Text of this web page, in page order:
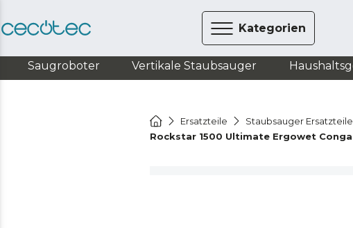
Kategorien
Saugroboter Vertikale Staubsauger
Ersatzteile Staubsauger Ersatzteile
Rockstar 1500 Ultimate Ergowet